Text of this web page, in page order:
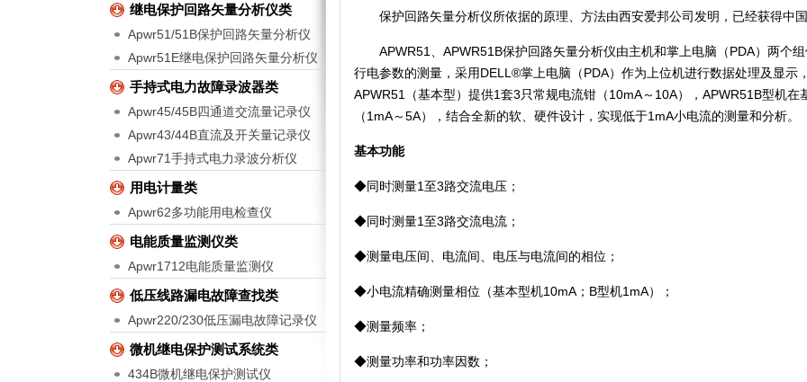
继电保护回路矢量分析仪类
Apwr51/51B保护回路矢量分析仪
Apwr51E继电保护回路矢量分析仪
手持式电力故障录波器类
Apwr45/45B四通道交流量记录仪
Apwr43/44B直流及开关量记录仪
Apwr71手持式电力录波分析仪
用电计量类
Apwr62多功能用电检查仪
电能质量监测仪类
Apwr1712电能质量监测仪
低压线路漏电故障查找类
Apwr220/230低压漏电故障记录仪
微机继电保护测试系统类
434B微机继电保护测试仪
保护回路矢量分析仪所依据的原理、方法由西安爱邦公司发明，已经获得中
APWR51 APWR51B保护回路矢量分析仪由主机和掌上电脑（PDA）两个
行电参数的测量，采用DELL®掌上电脑（PDA）作为上位机进行数据处理及显示
APWR51
（基本型）提供1套3只常规电流钳（10mA～ 10A）， APWR51B型机在
（1mA～5A），结合全新的软、硬件设计，实现低于1mA小电流的测量和分析。
基本功能
◆同时测量1至3路交流电压；
◆同时测量1至3路交流电流；
◆测量电压间、电流间、电压与电流间的相位；
◆小电流精确测量相位（基本型机10mA ； B型机1mA）；
◆测量频率；
◆测量功率和功率因数；